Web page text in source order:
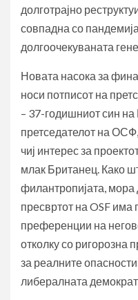
долготрајно
совпадна со
долгоочекуваната
Новата насока за
носи потписот на
– 37-годишниот син на
претседателот на
чиј интерес за
млак Британец. Како
филантропијата,
пресвртот на OSF има
преференции на
отколку со ригорозна
за реалните
либералната